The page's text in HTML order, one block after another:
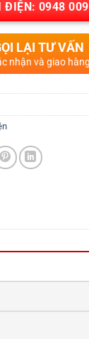
ĐIỆN: 0948
LẠI TƯ VẤN
nhận và giao